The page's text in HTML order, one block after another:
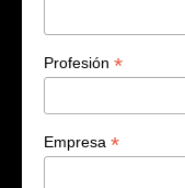
Profesión *
Empresa *